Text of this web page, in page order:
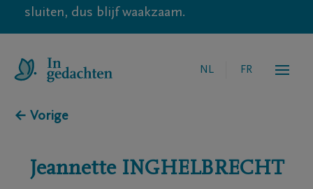
sluiten, dus blijf waakzaam.
NL FR
← Vorige
Jeannette INGHELBRECHT